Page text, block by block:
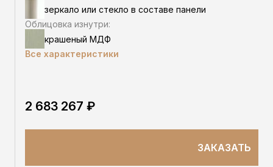
зеркало или стекло в составе панели
Облицовка изнутри:
крашеный МДФ
Все характеристики
2 683 267 ₽
ЗАКАЗАТЬ